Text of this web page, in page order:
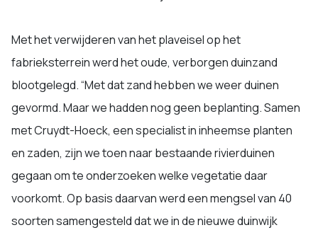
Met het verwijderen van het plaveisel op het
fabrieksterrein werd het oude, verborgen duinzand
blootgelegd. “Met dat zand hebben we weer duinen
gevormd. Maar we hadden nog geen beplanting. Samen
met Cruydt-Hoeck, een specialist in inheemse planten
en zaden, zijn we toen naar bestaande rivierduinen
gegaan om te onderzoeken welke vegetatie daar
voorkomt. Op basis daarvan werd een mengsel van 40
soorten samengesteld dat we in de nieuwe duinwijk